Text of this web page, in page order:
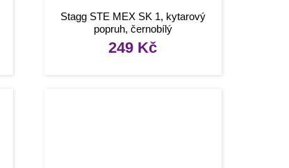
Stagg STE MEX SK 1, kytarový
popruh, černobílý
249 Kč